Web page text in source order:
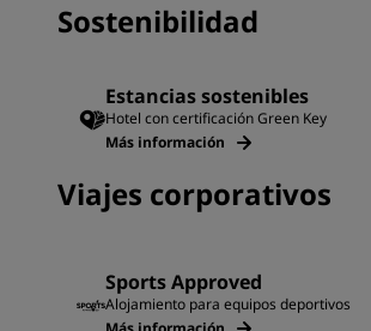
Sostenibilidad
Estancias sostenibles
Hotel con certificación Green Key
Más información
Viajes corporativos
Sports Approved
Alojamiento para equipos deportivos